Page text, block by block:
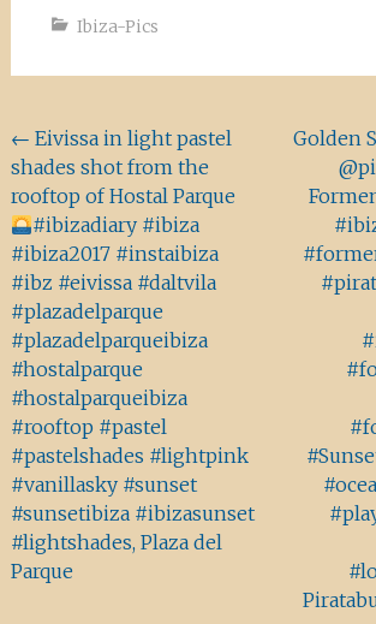
Ibiza-Pics
Beitragsnavigation
← Eivissa in light pastel
shades shot from the
rooftop of Hostal Parque
#ibizadiary #ibiza
#ibiza2017 #instaibiza
#ibz #eivissa #daltvila
#plazadelparque
#plazadelparqueibiza
#hostalparque
#hostalparqueibiza
#rooftop #pastel
#pastelshades #lightpink
#vanillasky #sunset
#sunsetibiza #ibizasunset
#lightshades, Plaza del
Parque
Golden